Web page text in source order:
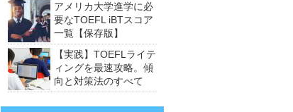
アメリカ大学進学に必
要なTOEFL iBTスコア
一覧【保存版】
【実践】TOEFLライテ
ィングを最速攻略。傾
向と対策法のすべて